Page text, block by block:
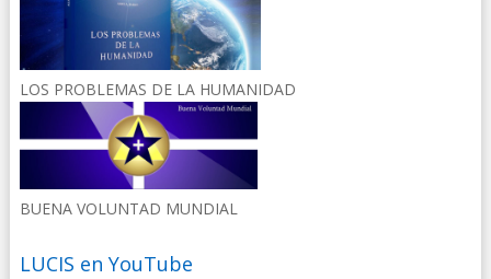
LOS PROBLEMAS DE LA HUMANIDAD
BUENA VOLUNTAD MUNDIAL
LUCIS en YouTube